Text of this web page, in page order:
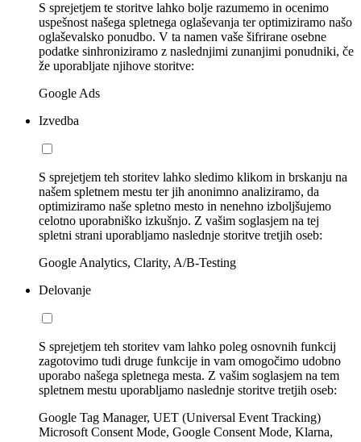
S sprejetjem te storitve lahko bolje razumemo in ocenimo
uspešnost našega spletnega oglaševanja ter optimiziramo našo
oglaševalsko ponudbo. V ta namen vaše šifrirane osebne
podatke sinhroniziramo z naslednjimi zunanjimi ponudniki, če
že uporabljate njihove storitve:
Google Ads
Izvedba
S sprejetjem teh storitev lahko sledimo klikom in brskanju na
našem spletnem mestu ter jih anonimno analiziramo, da
optimiziramo naše spletno mesto in nenehno izboljšujemo
celotno uporabniško izkušnjo. Z vašim soglasjem na tej
spletni strani uporabljamo naslednje storitve tretjih oseb:
Google Analytics, Clarity, A/B-Testing
Delovanje
S sprejetjem teh storitev vam lahko poleg osnovnih funkcij
zagotovimo tudi druge funkcije in vam omogočimo udobno
uporabo našega spletnega mesta. Z vašim soglasjem na tem
spletnem mestu uporabljamo naslednje storitve tretjih oseb:
Google Tag Manager, UET (Universal Event Tracking)
Microsoft Consent Mode, Google Consent Mode, Klarna,